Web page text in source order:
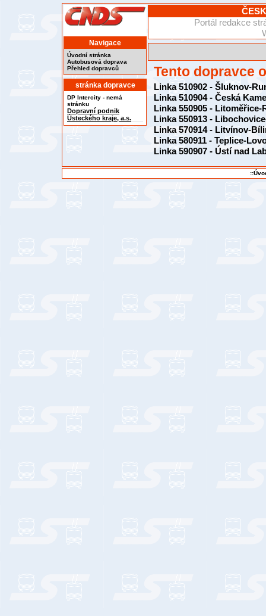
Navigace
Úvodní stránka
Autobusová doprava
Přehled dopravců
stránka dopravce
DP Intercity - nemá
stránku
Dopravní podnik
Ústeckého kraje, a.s.
Portál redakce
Tento dopravce
Linka 510902 - Šluknov-
Linka 510904 - Česká
Linka 550905 -
Linka 550913 -
Linka 570914 - Litvínov-
Linka 580911 - Teplice-
Linka 590907 - Ústí nad